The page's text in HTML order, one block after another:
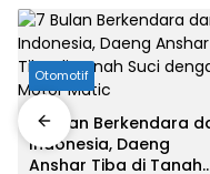
Otomotif
7 Bulan Berkendara
Indonesia, Daeng
Anshar Tiba di Tanah